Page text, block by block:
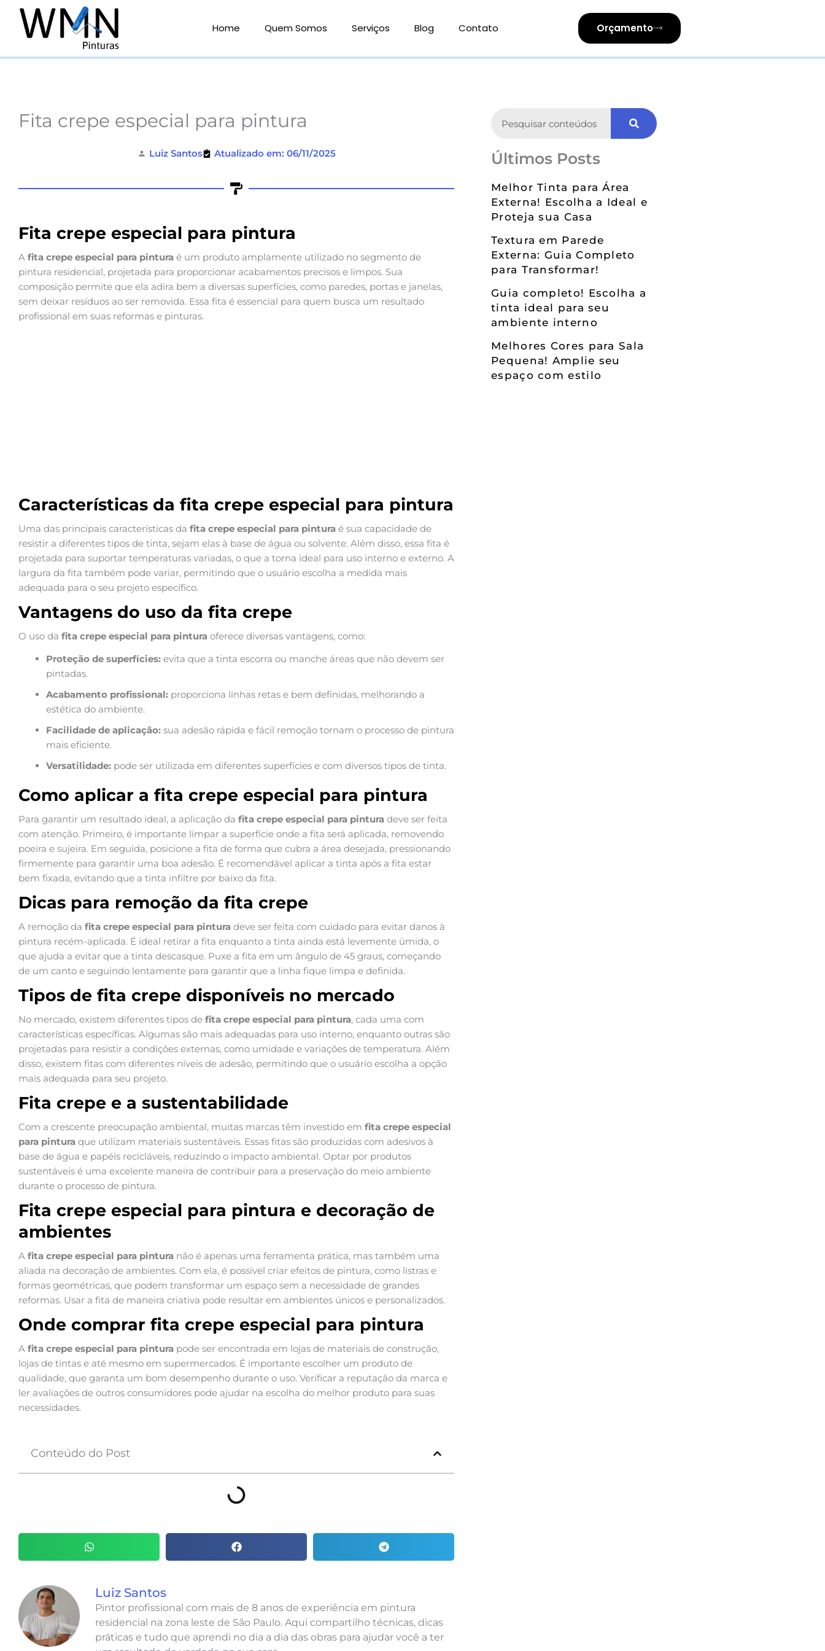
Home Quem Somos Serviços Blog Contato Orçamento
Fita crepe especial para pintura
Luiz Santos Atualizado em: 06/11/2025
Fita crepe especial para pintura
A fita crepe especial para pintura é um produto amplamente utilizado no segmento de
pintura residencial, projetada para proporcionar acabamentos precisos e limpos. Sua
composição permite que ela adira bem a diversas superfícies, como paredes, portas e janelas,
sem deixar resíduos ao ser removida. Essa fita é essencial para quem busca um resultado
profissional em suas reformas e pinturas.
Características da fita crepe especial para pintura
Uma das principais características da fita crepe especial para pintura é sua capacidade de
resistir a diferentes tipos de tinta, sejam elas à base de água ou solvente. Além disso, essa fita é
projetada para suportar temperaturas variadas, o que a torna ideal para uso interno e externo. A
largura da fita também pode variar, permitindo que o usuário escolha a medida mais
adequada para o seu projeto específico.
Vantagens do uso da fita crepe
O uso da fita crepe especial para pintura oferece diversas vantagens, como:
Proteção de superfícies: evita que a tinta escorra ou manche áreas que não devem ser
pintadas.
Acabamento profissional: proporciona linhas retas e bem definidas, melhorando a
estética do ambiente.
Facilidade de aplicação: sua adesão rápida e fácil remoção tornam o processo de pintura
mais eficiente.
Versatilidade: pode ser utilizada em diferentes superfícies e com diversos tipos de tinta.
Como aplicar a fita crepe especial para pintura
Para garantir um resultado ideal, a aplicação da fita crepe especial para pintura deve ser feita
com atenção. Primeiro, é importante limpar a superfície onde a fita será aplicada, removendo
poeira e sujeira. Em seguida, posicione a fita de forma que cubra a área desejada, pressionando
firmemente para garantir uma boa adesão. É recomendável aplicar a tinta após a fita estar
bem fixada, evitando que a tinta infiltre por baixo da fita.
Dicas para remoção da fita crepe
A remoção da fita crepe especial para pintura deve ser feita com cuidado para evitar danos à
pintura recém-aplicada. É ideal retirar a fita enquanto a tinta ainda está levemente úmida, o
que ajuda a evitar que a tinta descasque. Puxe a fita em um ângulo de 45 graus, começando
de um canto e seguindo lentamente para garantir que a linha fique limpa e definida.
Tipos de fita crepe disponíveis no mercado
No mercado, existem diferentes tipos de fita crepe especial para pintura, cada uma com
características específicas. Algumas são mais adequadas para uso interno, enquanto outras são
projetadas para resistir a condições externas, como umidade e variações de temperatura. Além
disso, existem fitas com diferentes níveis de adesão, permitindo que o usuário escolha a opção
mais adequada para seu projeto.
Fita crepe e a sustentabilidade
Com a crescente preocupação ambiental, muitas marcas têm investido em fita crepe especial
para pintura que utilizam materiais sustentáveis. Essas fitas são produzidas com adesivos à
base de água e papéis recicláveis, reduzindo o impacto ambiental. Optar por produtos
sustentáveis é uma excelente maneira de contribuir para a preservação do meio ambiente
durante o processo de pintura.
Fita crepe especial para pintura e decoração de
ambientes
A fita crepe especial para pintura não é apenas uma ferramenta prática, mas também uma
aliada na decoração de ambientes. Com ela, é possível criar efeitos de pintura, como listras e
formas geométricas, que podem transformar um espaço sem a necessidade de grandes
reformas. Usar a fita de maneira criativa pode resultar em ambientes únicos e personalizados.
Onde comprar fita crepe especial para pintura
A fita crepe especial para pintura pode ser encontrada em lojas de materiais de construção,
lojas de tintas e até mesmo em supermercados. É importante escolher um produto de
qualidade, que garanta um bom desempenho durante o uso. Verificar a reputação da marca e
ler avaliações de outros consumidores pode ajudar na escolha do melhor produto para suas
necessidades.
Conteúdo do Post
Luiz Santos
Pintor profissional com mais de 8 anos de experiência em pintura
residencial na zona leste de São Paulo. Aqui compartilho técnicas, dicas
práticas e tudo que aprendi no dia a dia das obras para ajudar você a ter
Últimos Posts
Melhor Tinta para Área
Externa! Escolha a Ideal e
Proteja sua Casa
Textura em Parede
Externa: Guia Completo
para Transformar!
Guia completo! Escolha a
tinta ideal para seu
ambiente interno
Melhores Cores para Sala
Pequena! Amplie seu
espaço com estilo